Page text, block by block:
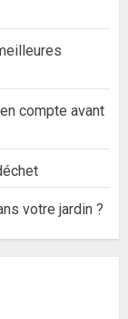
compte avant
votre jardin ?